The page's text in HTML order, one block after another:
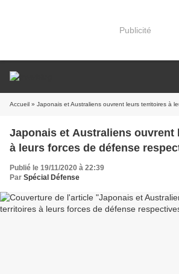
Publicité
Accueil » Japonais et Australiens ouvrent leurs territoires à leurs
Japonais et Australiens ouvrent
à leurs forces de défense
Publié le 19/11/2020 à 22:39
Par Spécial Défense